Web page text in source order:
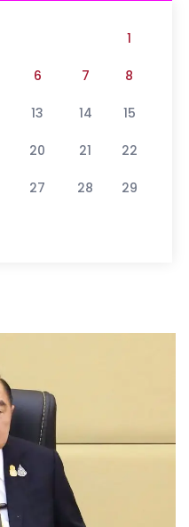
1
6 7 8
13 14 15
20 21 22
27 28 29